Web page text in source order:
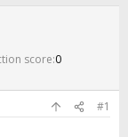
score 0
#1